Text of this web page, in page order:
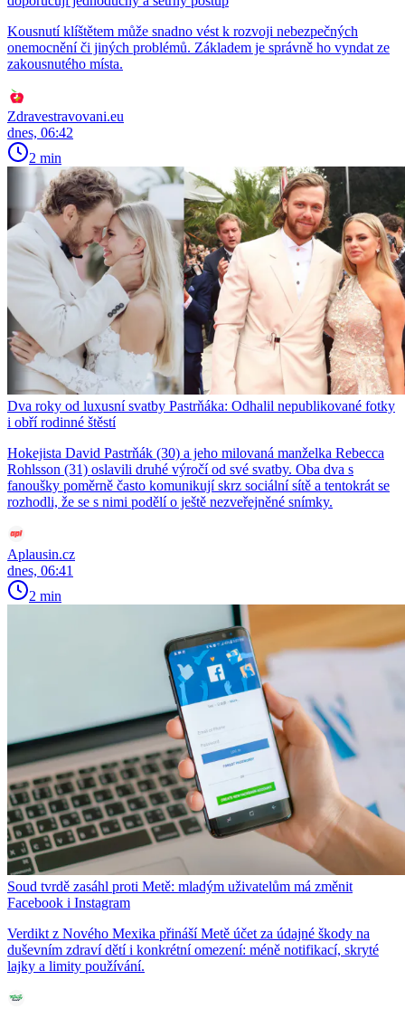
Kousnutí klíštětem může snadno vést k rozvoji nebezpečných
onemocnění či jiných problémů. Základem je správně ho vyndat ze
zakousnutého místa.
Zdravestravovani.eu
dnes, 06:42
2 min
Dva roky od luxusní svatby Pastrňáka: Odhalil nepublikované fotky
i obří rodinné štěstí
Hokejista David Pastrňák (30) a jeho milovaná manželka Rebecca
Rohlsson (31) oslavili druhé výročí od své svatby. Oba dva s
fanoušky poměrně často komunikují skrz sociální sítě a tentokrát se
rozhodli, že se s nimi podělí o ještě nezveřejněné snímky.
Aplausin.cz
dnes, 06:41
2 min
Soud tvrdě zasáhl proti Metě: mladým uživatelům má změnit
Facebook i Instagram
Verdikt z Nového Mexika přináší Metě účet za údajné škody na
duševním zdraví dětí i konkrétní omezení: méně notifikací, skryté
lajky a limity používání.